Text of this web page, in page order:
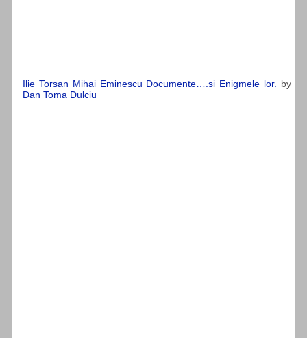
Ilie Torsan Mihai Eminescu Documente….si Enigmele lor. by
Dan Toma Dulciu